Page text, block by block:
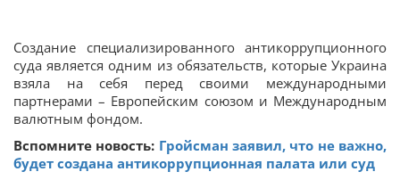
Создание специализированного антикоррупционного
суда является одним из обязательств, которые Украина
взяла на себя перед своими международными
партнерами – Европейским союзом и Международным
валютным фондом.
Вспомните новость: Гройсман заявил, что не важно,
будет создана антикоррупционная палата или суд